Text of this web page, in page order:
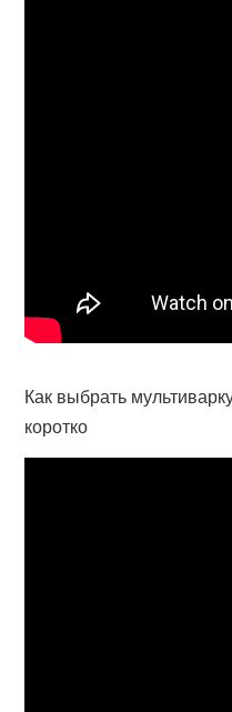
Как выбрать
коротко